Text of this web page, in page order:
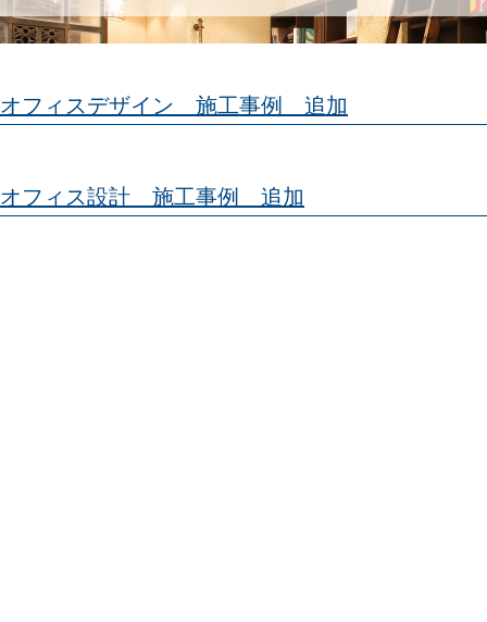
オフィスデザイン 施工事例 追加
オフィス設計 施工事例 追加